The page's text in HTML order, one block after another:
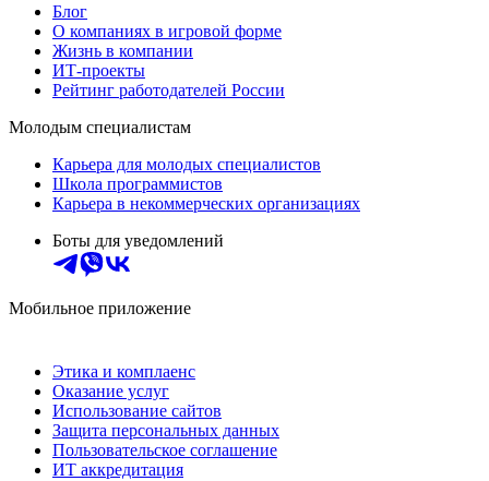
Блог
О компаниях в игровой форме
Жизнь в компании
ИТ-проекты
Рейтинг работодателей России
Молодым специалистам
Карьера для молодых специалистов
Школа программистов
Карьера в некоммерческих организациях
Боты для уведомлений
Мобильное приложение
Этика и комплаенс
Оказание услуг
Использование сайтов
Защита персональных данных
Пользовательское соглашение
ИТ аккредитация